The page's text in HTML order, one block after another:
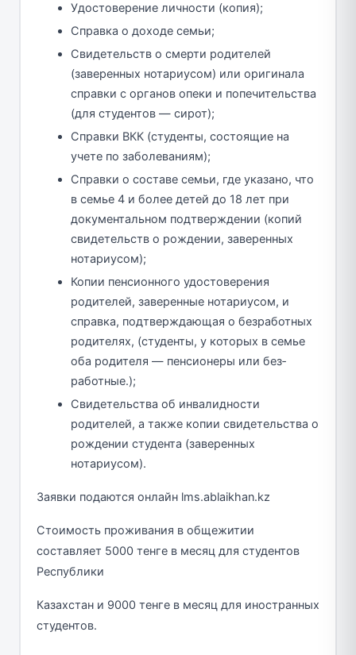
Удостоверение личности (копия);
Справка о доходе семьи;
Свидетельств о смерти родителей
(заверенных нотариусом) или оригинала
справки с органов опеки и попечительства
(для студентов — сирот);
Справки ВКК (студенты, состоящие на
учете по заболеваниям);
Справки о составе семьи, где указано, что
в семье 4 и более детей до 18 лет при
документальном подтверждении (копий
сви­детельств о рождении, заверенных
нотариусом);
Копии пенсионного удостоверения
родителей, заверенные нотариусом, и
справка, подтверждающая о безработных
родителях, (студенты, у которых в семье
оба родителя — пенсионеры или без­
работные.);
Свидетельства об инвалидности
родителей, а также копии свидетельства о
рождении студента (заверенных
нотариусом).
Заявки подаются онлайн lms.ablaikhan.kz
Стоимость проживания в общежитии
составляет 5000 тенге в месяц для студентов
Республики
Казахстан и 9000 тенге в месяц для иностранных
студентов.